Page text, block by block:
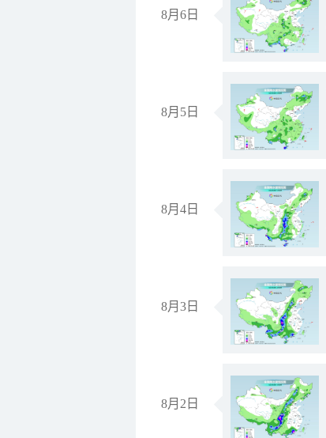
8月6日
8月5日
8月4日
8月3日
8月2日